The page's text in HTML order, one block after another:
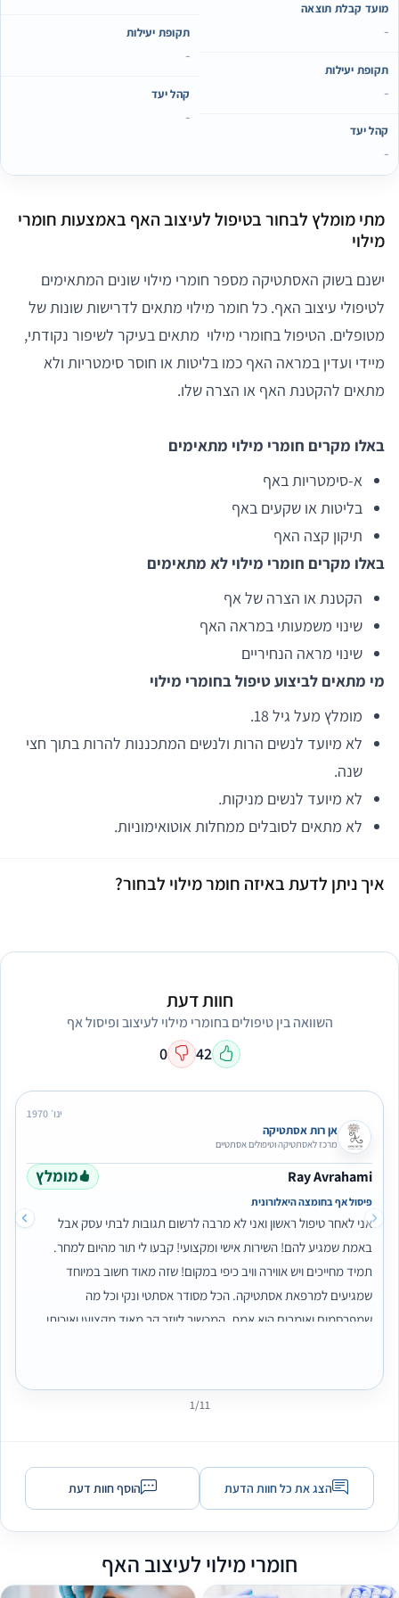
מועד קבלת תוצאה
-
תקופת יעילות
-
קהל יעד
-
תקופת יעילות
-
קהל יעד
-
מתי מומלץ לבחור בטיפול לעיצוב האף באמצעות חומרי
מילוי
ישנם בשוק האסתטיקה מספר חומרי מילוי שונים המתאימים
לטיפולי עיצוב האף. כל חומר מילוי מתאים לדרישות שונות של
מטופלים. הטיפול בחומרי מילוי מתאים בעיקר לשיפור נקודתי,
מיידי ועדין במראה האף כמו בליטות או חוסר סימטריות ולא
מתאים להקטנת האף או הצרה שלו.
באלו מקרים חומרי מילוי מתאימים
א-סימטריות באף
בליטות או שקעים באף
תיקון קצה האף
באלו מקרים חומרי מילוי לא מתאימים
הקטנת או הצרה של אף
שינוי משמעותי במראה האף
שינוי מראה הנחיריים
מי מתאים לביצוע טיפול בחומרי מילוי
מומלץ מעל גיל 18.
לא מיועד לנשים הרות ולנשים המתכננות להרות בתוך חצי
שנה.
לא מיועד לנשים מניקות.
לא מתאים לסובלים ממחלות אוטואימוניות.
איך ניתן לדעת באיזה חומר מילוי לבחור?
חוות דעת
השוואה בין טיפולים בחומרי מילוי לעיצוב ופיסול אף
42
0
ינו׳ 1970
אן רות אסתטיקה
מרכז לאסתטיקה וטיפולים אסתטיים
Ray Avrahami מומלץ
פיסול אף בחומצה היאלורונית
אני לאחר טיפול ראשון ואני לא מרבה לרשום תגובות לבתי עסק אבל
באמת שמגיע להם! השירות אישי ומקצועי! קבעו לי תור מהיום למחר.
תמיד מחייכים ויש אווירה וויב כיפי במקום! שזה מאוד חשוב במיוחד
שמגיעים למרפאת אסתטיקה. הכל מסודר אסתטי ונקי וכל מה
שמפרסמים ואומרים הוא אמת, המכשיר לייזר קר מאוד מקצועי ואיכותי
בעולם. תודה ומצפה להמשך טיפולים. 🙂
1/11
הצג את כל חוות הדעת הוסף חוות דעת
חומרי מילוי לעיצוב האף